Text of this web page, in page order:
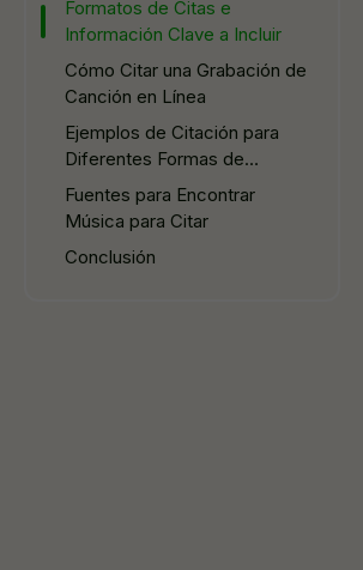
Formatos de Citas e
Información Clave a Incluir
Cómo Citar una Grabación de
Canción en Línea
Ejemplos de Citación para
Diferentes Formas de
Acceso a la Música
Fuentes para Encontrar
Música para Citar
Conclusión